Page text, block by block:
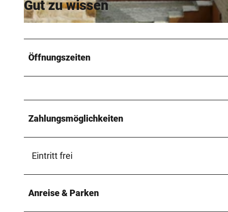
Gut zu wissen
Öffnungszeiten
Zahlungsmöglichkeiten
Eintritt frei
Anreise & Parken